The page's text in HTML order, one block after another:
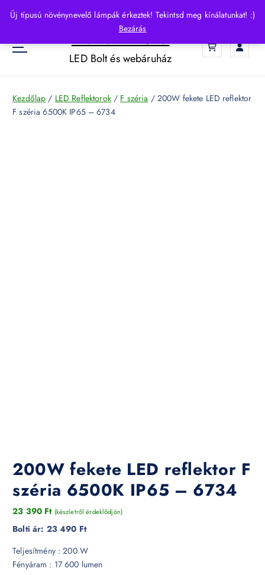
Új típusú növénynevelő lámpák érkeztek! Tekintsd meg kínálatunkat! :)
Bezárás
p
o
HelloLED.hu
LED Bolt és webáruház
Kezdőlap / LED Reflektorok/ F széria / 200W fekete LED reflektor
F széria 6500K IP65 – 6734
200W fekete LED reflektor F
széria 6500K IP65 – 6734
23 390 Ft (készletről érdeklődjön)
Bolti ár: 23 490 Ft
Teljesítmény : 200 W
Fényáram : 17 600 lumen